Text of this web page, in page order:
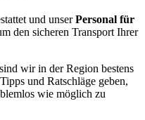
und unserPersonal für
den sicheren Transport Ihrer
sind wir in der Region bestens
und Ratschläge geben,
wie möglich zu